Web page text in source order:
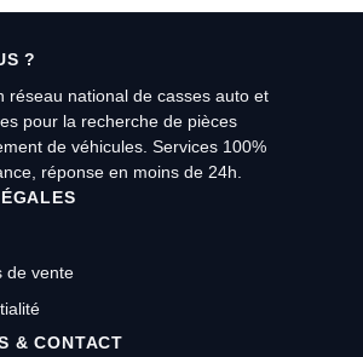
?
réseau national de casses auto et
pour la recherche de pièces
de véhicules. Services 100%
réponse en moins de 24h.
de vente
& CONTACT